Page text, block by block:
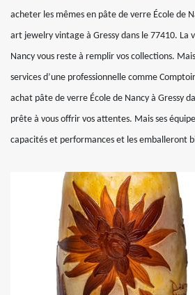
acheter les mêmes en pâte de verre École de
art jewelry vintage à Gressy dans le 77410. La
Nancy vous reste à remplir vos collections.
services d’une professionnelle comme
achat pâte de verre École de Nancy à Gressy
prête à vous offrir vos attentes. Mais ses
capacités et performances et les emballeront